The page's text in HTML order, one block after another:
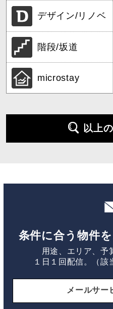
デザイン/リノベ
階段/坂道
microstay
以上
条件に合う物件
用途、エリア、予
１日１回配信。（該
メールサー